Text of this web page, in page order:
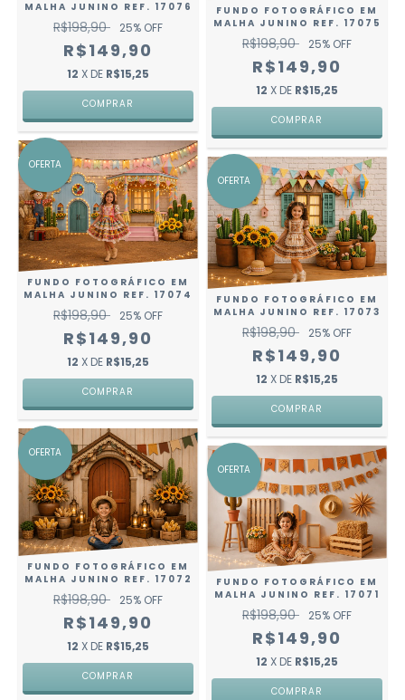
MALHA JUNINO REF. 17076
R$198,90 25% OFF
R$149,90
12 X DE R$15,25
COMPRAR
FUNDO FOTOGRÁFICO EM
MALHA JUNINO REF. 17075
R$198,90 25% OFF
R$149,90
12 X DE R$15,25
COMPRAR
OFERTA
FUNDO FOTOGRÁFICO EM
MALHA JUNINO REF. 17074
R$198,90 25% OFF
R$149,90
12 X DE R$15,25
COMPRAR
OFERTA
FUNDO FOTOGRÁFICO EM
MALHA JUNINO REF. 17073
R$198,90 25% OFF
R$149,90
12 X DE R$15,25
COMPRAR
OFERTA
FUNDO FOTOGRÁFICO EM
MALHA JUNINO REF. 17072
R$198,90 25% OFF
R$149,90
12 X DE R$15,25
COMPRAR
OFERTA
FUNDO FOTOGRÁFICO EM
MALHA JUNINO REF. 17071
R$198,90 25% OFF
R$149,90
12 X DE R$15,25
COMPRAR